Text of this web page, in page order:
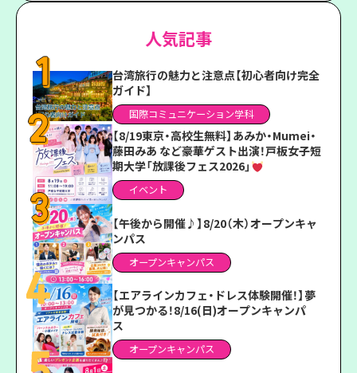
人気記事
台湾旅行の魅力と注意点【初心者向け完全
ガイド】
国際コミュニケーション学科
【8/19東京・高校生無料】あみか・Mumei・
藤田みあ など豪華ゲスト出演！戸板女子短
期大学「放課後フェス2026」
イベント
【午後から開催♪】8/20（木）オープンキャ
ンパス
オープンキャンパス
【エアラインカフェ・ドレス体験開催！】夢
が見つかる！8/16(日)オープンキャンパ
ス
オープンキャンパス